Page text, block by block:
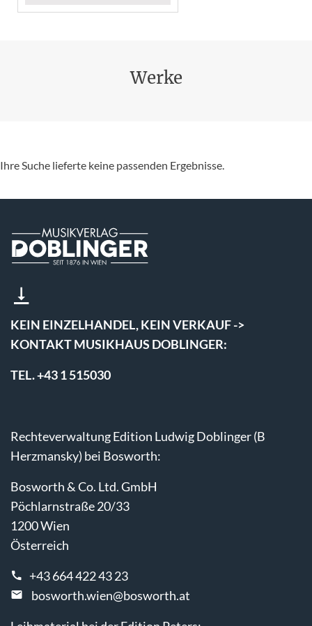
Werke
Ihre Suche lieferte keine passenden Ergebnisse.
KEIN EINZELHANDEL, KEIN VERKAUF ->
KONTAKT MUSIKHAUS DOBLINGER:
TEL. +43 1 515030
Rechteverwaltung Edition Ludwig Doblinger (B
Herzmansky) bei Bosworth:
Bosworth & Co. Ltd. GmbH
Pöchlarnstraße 20/33
1200 Wien
Österreich
+43 664 422 43 23
bosworth.wien@bosworth.at